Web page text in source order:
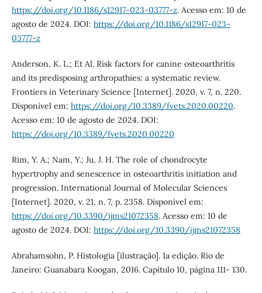
https://doi.org/10.1186/s12917-023-03777-z. Acesso em: 10 de
agosto de 2024. DOI: https://doi.org/10.1186/s12917-023-
03777-z
Anderson, K. L.; Et Al. Risk factors for canine osteoarthritis
and its predisposing arthropathies: a systematic review.
Frontiers in Veterinary Science [Internet]. 2020, v. 7, n. 220.
Disponível em: https://doi.org/10.3389/fvets.2020.00220.
Acesso em: 10 de agosto de 2024. DOI:
https://doi.org/10.3389/fvets.2020.00220
Rim, Y. A.; Nam, Y.; Ju, J. H. The role of chondrocyte
hypertrophy and senescence in osteoarthritis initiation and
progression. International Journal of Molecular Sciences
[Internet]. 2020, v. 21, n. 7, p. 2358. Disponível em:
https://doi.org/10.3390/ijms21072358. Acesso em: 10 de
agosto de 2024. DOI: https://doi.org/10.3390/ijms21072358
Abrahamsohn, P. Histologia [ilustração]. 1a edição. Rio de
Janeiro: Guanabara Koogan, 2016. Capítulo 10, página 111- 130.